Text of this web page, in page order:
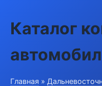
Каталог
Главная »